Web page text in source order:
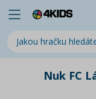
Nuk FC